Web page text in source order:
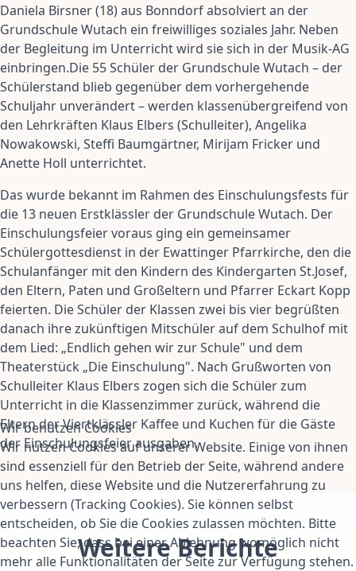
Daniela Birsner (18) aus Bonndorf absolviert an der
Grundschule Wutach ein freiwilliges soziales Jahr. Neben
der Begleitung im Unterricht wird sie sich in der Musik-AG
einbringen.Die 55 Schüler der Grundschule Wutach – der
Schülerstand blieb gegenüber dem vorhergehende
Schuljahr unverändert – werden klassenübergreifend von
den Lehrkräften Klaus Elbers (Schulleiter), Angelika
Nowakowski, Steffi Baumgärtner, Mirijam Fricker und
Anette Holl unterrichtet.
Das wurde bekannt im Rahmen des Einschulungsfests für
die 13 neuen Erstklässler der Grundschule Wutach. Der
Einschulungsfeier voraus ging ein gemeinsamer
Schülergottesdienst in der Ewattinger Pfarrkirche, den die
Schulanfänger mit den Kindern des Kindergarten St.Josef,
den Eltern, Paten und Großeltern und Pfarrer Eckart Kopp
feierten. Die Schüler der Klassen zwei bis vier begrüßten
danach ihre zukünftigen Mitschüler auf dem Schulhof mit
dem Lied: „Endlich gehen wir zur Schule" und dem
Theaterstück „Die Einschulung". Nach Grußworten von
Schulleiter Klaus Elbers zogen sich die Schüler zum
Unterricht in die Klassenzimmer zurück, während die
Eltern der Viertklässler Kaffee und Kuchen für die Gäste
der Einschulungsfeier ausgaben.
Weitere Berichte
Wir benutzen Cookies
Wir nutzen Cookies auf unserer Website. Einige von ihnen
sind essenziell für den Betrieb der Seite, während andere
uns helfen, diese Website und die Nutzererfahrung zu
verbessern (Tracking Cookies). Sie können selbst
entscheiden, ob Sie die Cookies zulassen möchten. Bitte
beachten Sie, dass bei einer Ablehnung womöglich nicht
mehr alle Funktionalitäten der Seite zur Verfügung stehen.